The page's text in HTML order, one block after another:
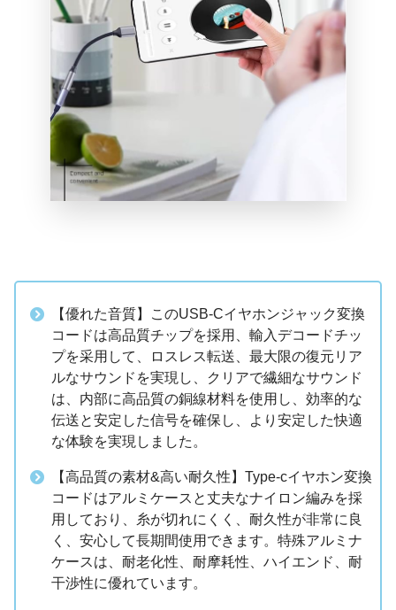
【優れた音質】このUSB-Cイヤホンジャック変換
コードは高品質チップを採用、輸入デコードチッ
プを采用して、ロスレス転送、最大限の復元リア
ルなサウンドを実現し、クリアで繊細なサウンド
は、内部に高品質の銅線材料を使用し、効率的な
伝送と安定した信号を確保し、より安定した快適
な体験を実現しました。
【高品質の素材&高い耐久性】Type-cイヤホン変換
コードはアルミケースと丈夫なナイロン編みを採
用しており、糸が切れにくく、耐久性が非常に良
く、安心して長期間使用できます。特殊アルミナ
ケースは、耐老化性、耐摩耗性、ハイエンド、耐
干渉性に優れています。